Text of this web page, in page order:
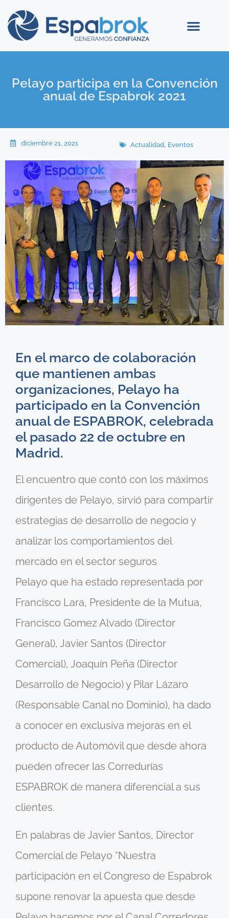
Pelayo participa en la Convención
anual de Espabrok 2021
diciembre 21, 2021 Actualidad, Eventos
En el marco de colaboración
que mantienen ambas
organizaciones, Pelayo ha
participado en la Convención
anual de ESPABROK, celebrada
el pasado 22 de octubre en
Madrid.
El encuentro que contó con los máximos
dirigentes de Pelayo, sirvió para compartir
estrategias de desarrollo de negocio y
analizar los comportamientos del
mercado en el sector seguros
Pelayo que ha estado representada por
Francisco Lara, Presidente de la Mutua,
Francisco Gomez Alvado (Director
General), Javier Santos (Director
Comercial), Joaquín Peña (Director
Desarrollo de Negocio) y Pilar Lázaro
(Responsable Canal no Dominio), ha dado
a conocer en exclusiva mejoras en el
producto de Automóvil que desde ahora
pueden ofrecer las Corredurías
ESPABROK de manera diferencial a sus
clientes.
En palabras de Javier Santos, Director
Comercial de Pelayo “Nuestra
participación en el Congreso de Espabrok
supone renovar la apuesta que desde